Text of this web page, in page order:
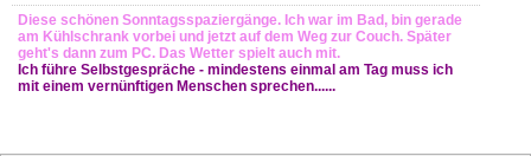
Diese schönen Sonntagsspaziergänge. Ich war im Bad, bin gerade
am Kühlschrank vorbei und jetzt auf dem Weg zur Couch. Später
geht's dann zum PC. Das Wetter spielt auch mit.
Ich führe Selbstgespräche - mindestens einmal am Tag muss ich
mit einem vernünftigen Menschen sprechen......